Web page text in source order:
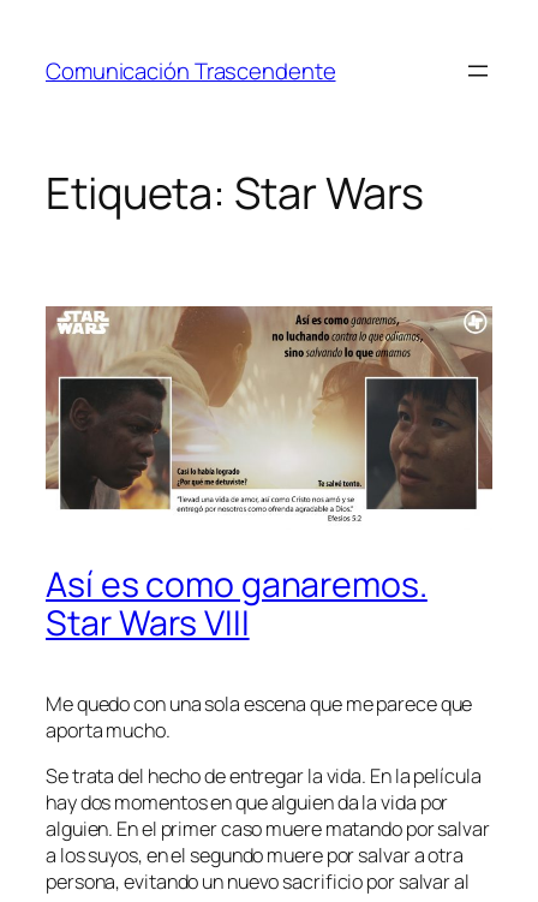
contenido
Comunicación Trascendente
Etiqueta: Star Wars
Así es como ganaremos.
Star Wars VIII
Me quedo con una sola escena que me parece que
aporta mucho.
Se trata del hecho de entregar la vida. En la película
hay dos momentos en que alguien da la vida por
alguien. En el primer caso muere matando por salvar
a los suyos, en el segundo muere por salvar a otra
persona, evitando un nuevo sacrificio por salvar al